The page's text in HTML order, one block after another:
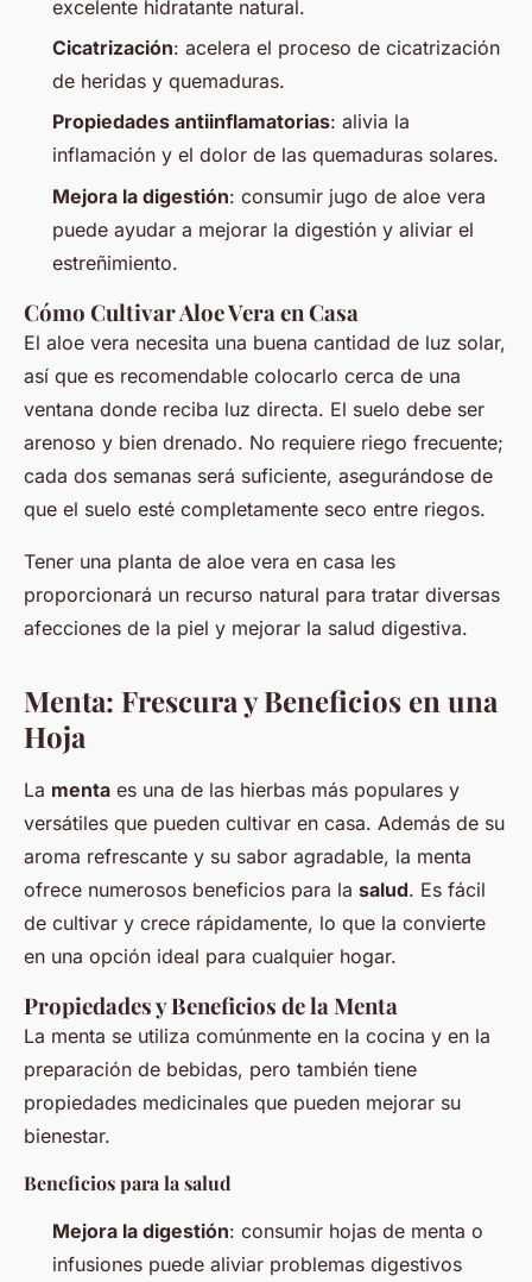
excelente hidratante natural.
Cicatrización: acelera el proceso de cicatrización
de heridas y quemaduras.
Propiedades antiinflamatorias: alivia la
inflamación y el dolor de las quemaduras solares.
Mejora la digestión: consumir jugo de aloe vera
puede ayudar a mejorar la digestión y aliviar el
estreñimiento.
Cómo Cultivar Aloe Vera en Casa
El aloe vera necesita una buena cantidad de luz solar,
así que es recomendable colocarlo cerca de una
ventana donde reciba luz directa. El suelo debe ser
arenoso y bien drenado. No requiere riego frecuente;
cada dos semanas será suficiente, asegurándose de
que el suelo esté completamente seco entre riegos.
Tener una planta de aloe vera en casa les
proporcionará un recurso natural para tratar diversas
afecciones de la piel y mejorar la salud digestiva.
Menta: Frescura y Beneficios en una
Hoja
La menta es una de las hierbas más populares y
versátiles que pueden cultivar en casa. Además de su
aroma refrescante y su sabor agradable, la menta
ofrece numerosos beneficios para la salud. Es fácil
de cultivar y crece rápidamente, lo que la convierte
en una opción ideal para cualquier hogar.
Propiedades y Beneficios de la Menta
La menta se utiliza comúnmente en la cocina y en la
preparación de bebidas, pero también tiene
propiedades medicinales que pueden mejorar su
bienestar.
Beneficios para la salud
Mejora la digestión: consumir hojas de menta o
infusiones puede aliviar problemas digestivos